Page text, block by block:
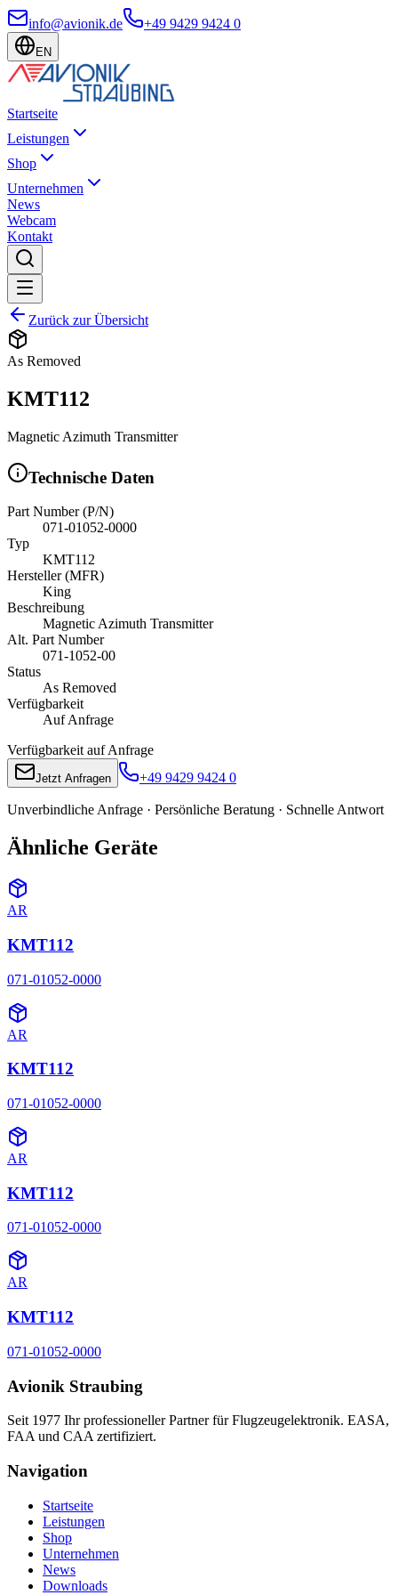
info@avionik.de +49 9429 9424 0
EN
Startseite
Leistungen
Shop
Unternehmen
News
Webcam
Kontakt
Zurück zur Übersicht
As Removed
KMT112
Magnetic Azimuth Transmitter
Technische Daten
Part Number (P/N)
071-01052-0000
Typ
KMT112
Hersteller (MFR)
King
Beschreibung
Magnetic Azimuth Transmitter
Alt. Part Number
071-1052-00
Status
As Removed
Verfügbarkeit
Auf Anfrage
Verfügbarkeit auf Anfrage
Jetzt Anfragen +49 9429 9424 0
Unverbindliche Anfrage · Persönliche Beratung · Schnelle Antwort
Ähnliche Geräte
AR
KMT112
071-01052-0000
AR
KMT112
071-01052-0000
AR
KMT112
071-01052-0000
AR
KMT112
071-01052-0000
Avionik Straubing
Seit 1977 Ihr professioneller Partner für Flugzeugelektronik. EASA,
FAA und CAA zertifiziert.
Navigation
Startseite
Leistungen
Shop
Unternehmen
News
Downloads